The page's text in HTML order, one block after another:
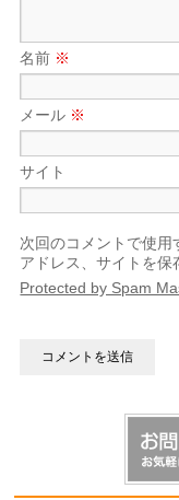
名前 ※
メール ※
サイト
次回のコメントで使
アドレス、サイトを保
Protected by Spam